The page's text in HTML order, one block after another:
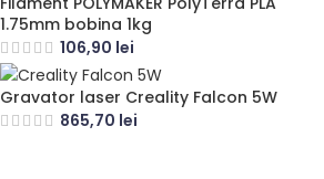
1.75mm bobina 1kg
106,90 lei
Gravator laser Creality Falcon 5W
865,70 lei